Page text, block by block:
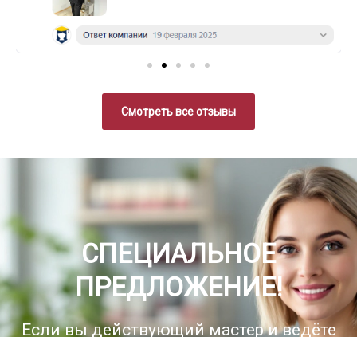
Смотреть все отзывы
СПЕЦИАЛЬНОЕ
ПРЕДЛОЖЕНИЕ!
Если вы действующий мастер и ведёте